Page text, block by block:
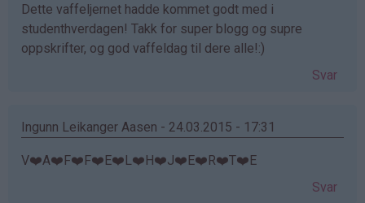
Dette vaffeljernet hadde kommet godt med i
studenthverdagen! Takk for super blogg og supre
oppskrifter, og god vaffeldag til dere alle!:)
Svar
Ingunn Leikanger Aasen - 24.03.2015 - 17:31
V❤️A❤️F❤️F❤️E❤️L❤️H❤️J❤️E❤️R❤️T❤️E
Svar